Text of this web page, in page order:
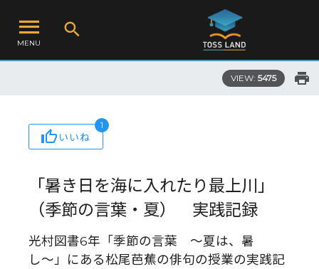
MENU
VIEW: 5475
いいね
1
「暑き日を海に入れたり最上川」
（季節の言葉・夏） 実践記録
光村図書6年「季節の言葉 〜夏は、暑
し〜」にある松尾芭蕉の俳句の授業の実践記